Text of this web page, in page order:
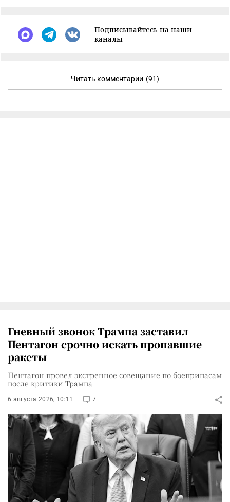
Подписывайтесь на наши
каналы
Читать комментарии (91)
Гневный звонок Трампа заставил
Пентагон срочно искать пропавшие
ракеты
Пентагон провел экстренное совещание по боеприпасам
после критики Трампа
6 августа 2026, 10:11 7